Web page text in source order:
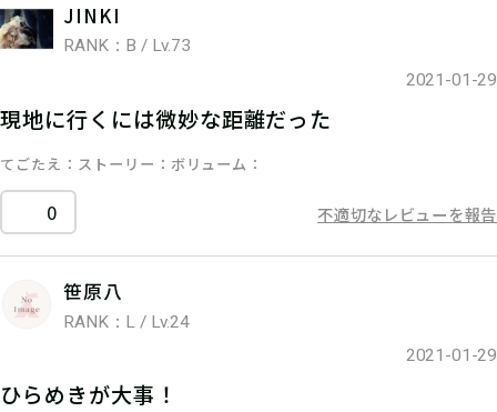
JINKI
RANK：B / Lv.73
2021-01-29
現地に行くには微妙な距離だった
てごたえ ストーリー ボリューム
0 不適切なレビューを報告
笹原八
RANK：L / Lv.24
2021-01-29
ひらめきが大事！